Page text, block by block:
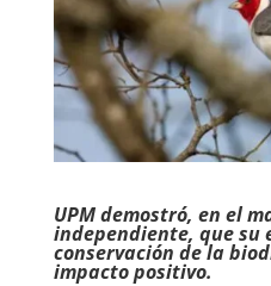
UPM demostró, en el
independiente, que su
conservación de la
impacto positivo.